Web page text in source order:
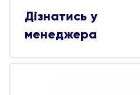
Дізнатись у
менеджера